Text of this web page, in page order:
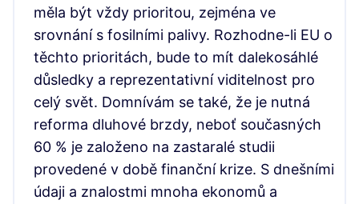
měla být vždy prioritou, zejména ve
srovnání s fosilními palivy. Rozhodne-li EU o
těchto prioritách, bude to mít dalekosáhlé
důsledky a reprezentativní viditelnost pro
celý svět. Domnívám se také, že je nutná
reforma dluhové brzdy, neboť současných
60 % je založeno na zastaralé studii
provedené v době finanční krize. S dnešními
údaji a znalostmi mnoha ekonomů a